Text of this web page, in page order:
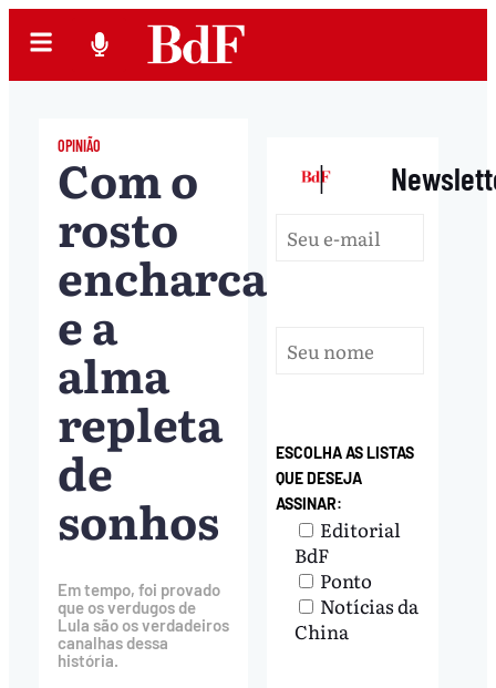
OPINIÃO
Com o
rosto
encharcado
e a
alma
repleta
de
sonhos
Em tempo, foi provado
que os verdugos de
Lula são os verdadeiros
canalhas dessa
história.
|
ESCOLHA AS LISTAS
QUE DESEJA
ASSINAR:
Editorial
BdF
Ponto
Notícias da
China